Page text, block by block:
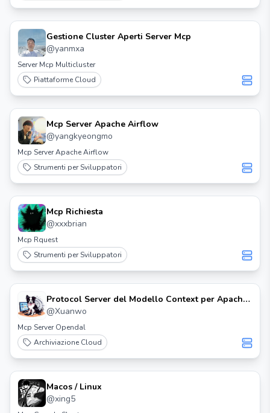
Gestione Cluster Aperti Server Mcp
@yanmxa
Server Mcp Multicluster
Piattaforme Cloud
Mcp Server Apache Airflow
@yangkyeongmo
Mcp Server Apache Airflow
Strumenti per Sviluppatori
Mcp Richiesta
@xxxbrian
Mcp Rquest
Strumenti per Sviluppatori
Protocol Server del Modello Context per Apache
Opendal™
@Xuanwo
Mcp Server Opendal
Archiviazione Cloud
Macos / Linux
@xing5